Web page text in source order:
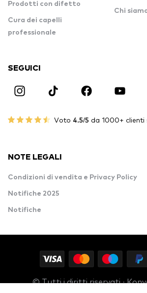
Prodotti con difetto
Cura dei capelli
professionale
Chi
SEGUICI
Voto 4.5/5 da 1000+
NOTE LEGALI
Condizioni di vendita e Privacy Policy
Notifiche 2025
Notifiche
© Tutti i diritti riservati ·